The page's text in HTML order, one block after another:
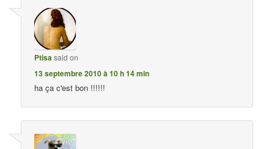
Ptisasaid on
13 septembre 2010 à 10 h 14 min
ha ça c'est bon !!!!!!